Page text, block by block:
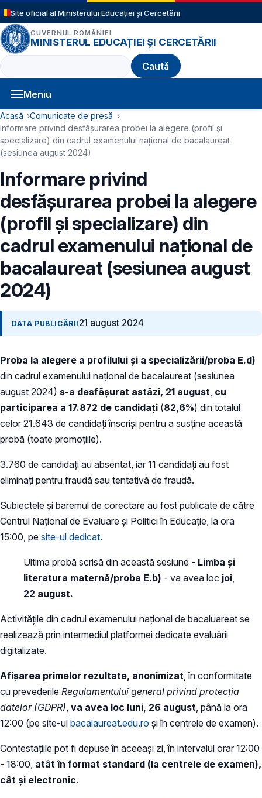
Sari la conținutul principal
Site oficial al Ministerului Educației și Cercetării
GUVERNUL ROMÂNIEI
MINISTERUL EDUCAȚIEI ȘI CERCETĂRII
Caută
Meniu
Navigație principală
Cale de navigare
Acasă
Comunicate de presă
Informare privind desfășurarea probei la alegere (profil și
specializare) din cadrul examenului național de bacalaureat
(sesiunea august 2024)
Informare privind
desfășurarea probei la alegere
(profil și specializare) din
cadrul examenului național de
bacalaureat (sesiunea august
2024)
DATA PUBLICĂRII 21 august 2024
Proba la alegere a profilului și a specializării/proba E.d)
din cadrul examenului național de bacalaureat (sesiunea
august 2024) s-a desfășurat astăzi, 21 august cu
participarea a 17.872 de candidați (82,6%) din totalul
celor 21.643 de candidați înscriși pentru a susține această
probă (toate promoțiile).
3.760 de candidați au absentat, iar 11 candidați au fost
eliminați pentru fraudă sau tentativă de fraudă.
Subiectele și baremul de corectare au fost publicate de către
Centrul Național de Evaluare și Politici în Educație, la ora
15:00, pe site-ul dedicat.
Ultima probă scrisă din această sesiune - Limba și
literatura maternă/proba E.b) - va avea loc joi
22 august.
Activitățile din cadrul examenului național de bacaluareat se
realizează prin intermediul platformei dedicate evaluării
digitalizate.
Afișarea primelor rezultate, anonimizat , în conformitate
cu prevederile Regulamentului general privind protecția
datelor (GDPR) va avea loc luni, 26 august , până la ora
12:00 (pe site-ul bacalaureat.edu.ro și în centrele de examen).
Contestațiile pot fi depuse în aceeași zi, în intervalul orar 12:00
- 18:00, atât în format standard (la centrele de examen),
cât și electronic.